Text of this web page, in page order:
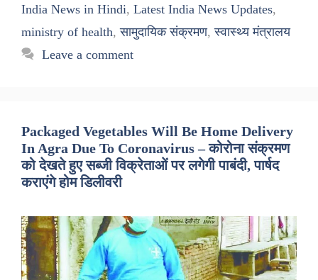
India News in Hindi, Latest India News Updates,
ministry of health,सामुदायिक संक्रमण,स्वास्थ्य मंत्रालय
Leave a comment
Packaged Vegetables Will Be Home Delivery
In Agra Due To Coronavirus – कोरोना संक्रमण
को देखते हुए सब्जी विक्रेताओं पर लगेगी पाबंदी, पार्षद
कराएंगे होम डिलीवरी